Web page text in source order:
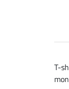
T-